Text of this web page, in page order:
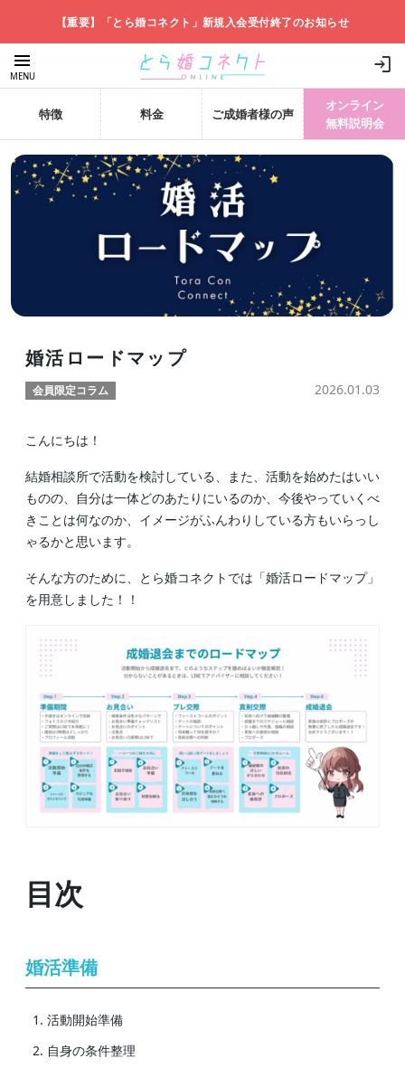
【重要】「とら婚コネクト」新規入会受付終了のお知らせ
menu
MENU login
特徴 料金 ご成婚者様の声
オンライン
無料説明会
婚活ロードマップ
会員限定コラム 2026.01.03
こんにちは！
結婚相談所で活動を検討している、また、活動を始めたはいい
ものの、自分は一体どのあたりにいるのか、今後やっていくべ
きことは何なのか、イメージがふんわりしている方もいらっし
ゃるかと思います。
そんな方のために、とら婚コネクトでは「婚活ロードマップ」
を用意しました！！
目次
婚活準備
活動開始準備
自身の条件整理